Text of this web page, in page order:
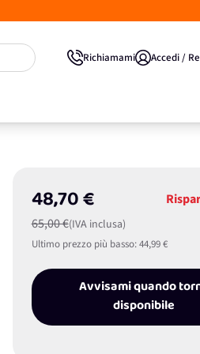
Richiamami Accedi /
48,70 €
65,00 €(IVA inclusa)
Ultimo prezzo più basso:44,99 €
Avvisami quando
disponibile